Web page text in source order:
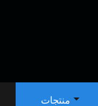
منتجات